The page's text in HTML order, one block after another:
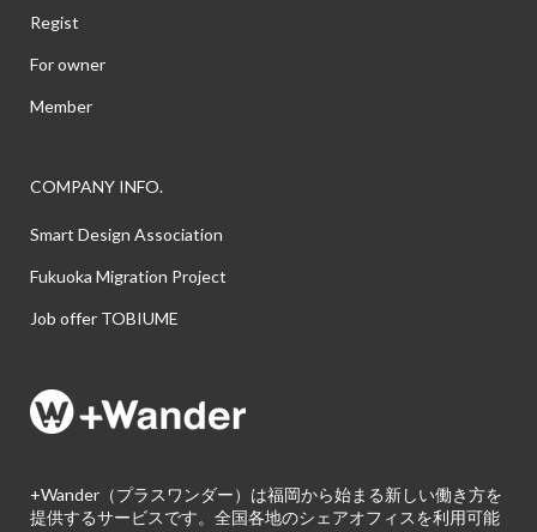
Regist
For owner
Member
COMPANY INFO.
Smart Design Association
Fukuoka Migration Project
Job offer TOBIUME
+Wander（プラスワンダー）は福岡から始まる新しい働き方を
提供するサービスです。全国各地のシェアオフィスを利用可能